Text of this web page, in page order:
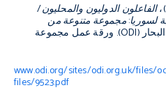
الفاعلون الدوليون والمحليون/
لسوريا:مجموعة متنوعة من
(
ODI). ورقة عمل مجموعة
www.odi.org/sites/odi.org.uk/files/
files/9523.pdf